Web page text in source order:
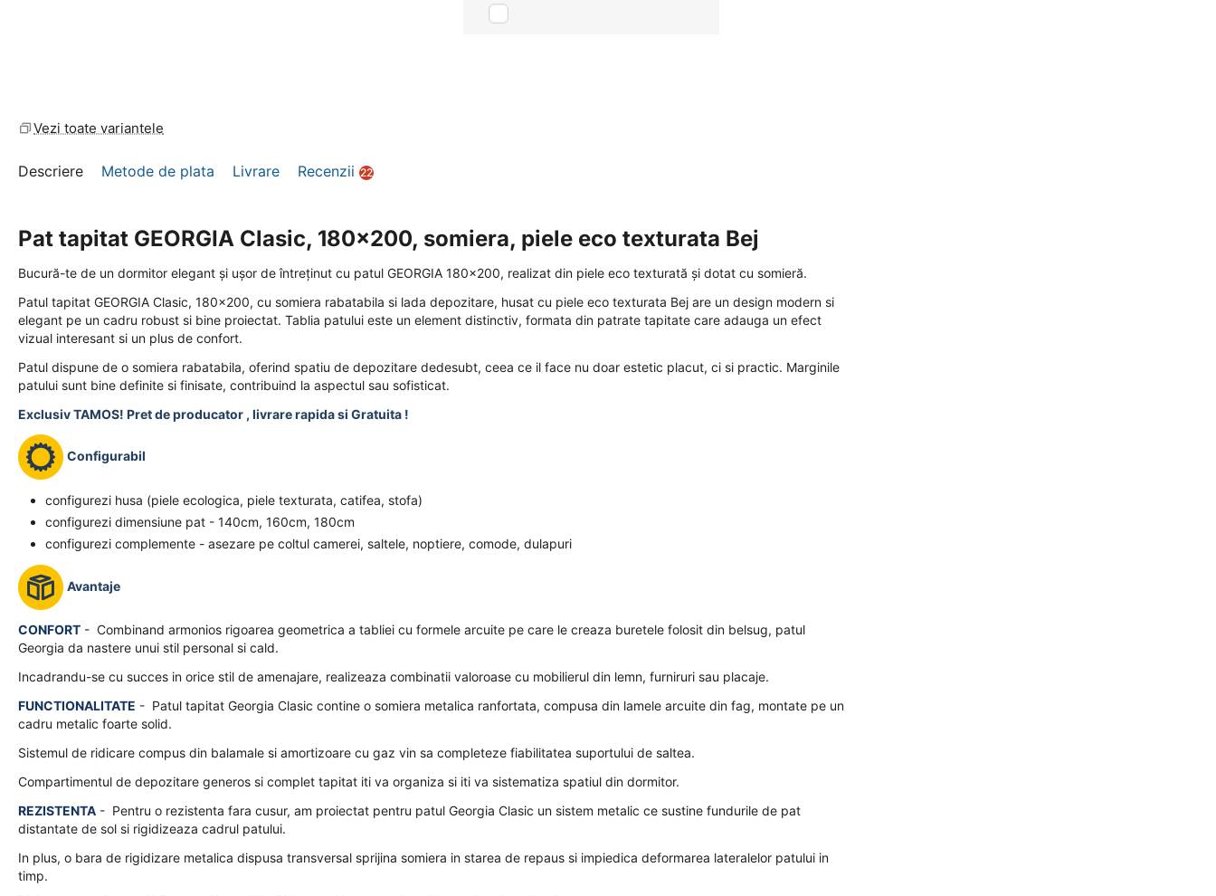
Vezi toate variantele
Descriere Metode de plata Livrare Recenzii 22
Pat tapitat GEORGIA Clasic, 180x200, somiera, piele eco texturata Bej
Bucură-te de un dormitor elegant și ușor de întreținut cu patul GEORGIA 180x200, realizat din piele eco texturată și dotat cu somieră.
Patul tapitat GEORGIA Clasic, 180x200, cu somiera rabatabila si lada depozitare, husat cu piele eco texturata Bej are un design modern si
elegant pe un cadru robust si bine proiectat. Tablia patului este un element distinctiv, formata din patrate tapitate care adauga un efect
vizual interesant si un plus de confort.
Patul dispune de o somiera rabatabila, oferind spatiu de depozitare dedesubt, ceea ce il face nu doar estetic placut, ci si practic. Marginile
patului sunt bine definite si finisate, contribuind la aspectul sau sofisticat.
Exclusiv TAMOS! Pret de producator , livrare rapida si Gratuita !
Configurabil
configurezi husa (piele ecologica, piele texturata, catifea, stofa)
configurezi dimensiune pat - 140cm, 160cm, 180cm
configurezi complemente - asezare pe coltul camerei, saltele, noptiere, comode, dulapuri
Avantaje
CONFORT - Combinand armonios rigoarea geometrica a tabliei cu formele arcuite pe care le creaza buretele folosit din belsug, patul
Georgia da nastere unui stil personal si cald.
Incadrandu-se cu succes in orice stil de amenajare, realizeaza combinatii valoroase cu mobilierul din lemn, furniruri sau placaje.
FUNCTIONALITATE - Patul tapitat Georgia Clasic contine o somiera metalica ranfortata, compusa din lamele arcuite din fag, montate pe un
cadru metalic foarte solid.
Sistemul de ridicare compus din balamale si amortizoare cu gaz vin sa completeze fiabilitatea suportului de saltea.
Compartimentul de depozitare generos si complet tapitat iti va organiza si iti va sistematiza spatiul din dormitor.
REZISTENTA - Pentru o rezistenta fara cusur, am proiectat pentru patul Georgia Clasic un sistem metalic ce sustine fundurile de pat
distantate de sol si rigidizeaza cadrul patului.
In plus, o bara de rigidizare metalica dispusa transversal sprijina somiera in starea de repaus si impiedica deformarea lateralelor patului in
timp.